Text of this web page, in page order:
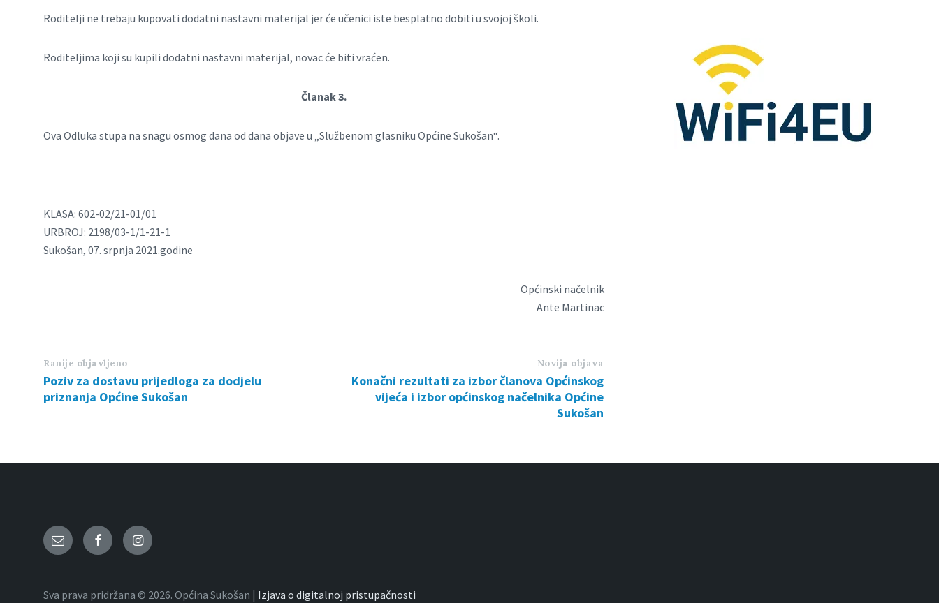
Roditelji ne trebaju kupovati dodatni nastavni materijal jer će učenici iste besplatno dobiti u svojoj školi.
Roditeljima koji su kupili dodatni nastavni materijal, novac će biti vraćen.
Članak 3.
Ova Odluka stupa na snagu osmog dana od dana objave u „Službenom glasniku Općine Sukošan“.
KLASA: 602-02/21-01/01
URBROJ: 2198/03-1/1-21-1
Sukošan, 07. srpnja 2021.godine
Općinski načelnik
Ante Martinac
Ranije objavljeno
Poziv za dostavu prijedloga za dodjelu
priznanja Općine Sukošan
Novija objava
Konačni rezultati za izbor članova Općinskog
vijeća i izbor općinskog načelnika Općine
Sukošan
Email FacebookInstagram
Sva prava pridržana © 2026. Općina Sukošan | Izjava o digitalnoj pristupačnosti